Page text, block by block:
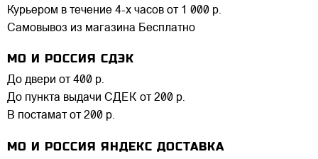
Курьером в течение 4-х часов от 1 000 р.
Самовывоз из магазина Бесплатно
МО И РОССИЯ СДЭК
До двери от 400 р.
До пункта выдачи СДЕК от 200 р.
В постамат от 200 р.
МО И РОССИЯ ЯНДЕКС ДОСТАВКА